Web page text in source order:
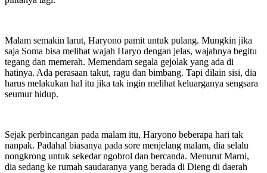
Malam semakin larut, Haryono pamit untuk pulang. Mungkin jika
saja Soma bisa melihat wajah Haryo dengan jelas, wajahnya begitu
tegang dan memerah. Memendam segala gejolak yang ada di
hatinya. Ada perasaan takut, ragu dan bimbang. Tapi dilain sisi, dia
harus melakukan hal itu jika tak ingin melihat keluarganya sengsara
seumur hidup.
Sejak perbincangan pada malam itu, Haryono beberapa hari tak
nanpak. Padahal biasanya pada sore menjelang malam, dia selalu
nongkrong untuk sekedar ngobrol dan bercanda. Menurut Marni,
dia sedang ke rumah saudaranya yang berada di Dieng di daerah